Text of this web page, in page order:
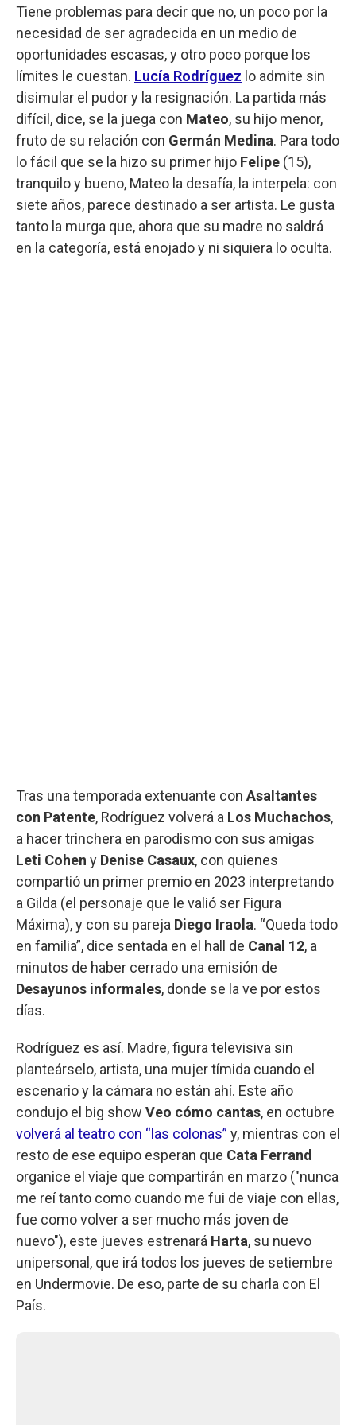
Tiene problemas para decir que no, un poco por la
necesidad de ser agradecida en un medio de
oportunidades escasas, y otro poco porque los
límites le cuestan. Lucía Rodríguez lo admite sin
disimular el pudor y la resignación. La partida más
difícil, dice, se la juega con Mateo, su hijo menor,
fruto de su relación con Germán Medina. Para todo
lo fácil que se la hizo su primer hijo Felipe (15),
tranquilo y bueno, Mateo la desafía, la interpela: con
siete años, parece destinado a ser artista. Le gusta
tanto la murga que, ahora que su madre no saldrá
en la categoría, está enojado y ni siquiera lo oculta.
Tras una temporada extenuante con Asaltantes
con Patente, Rodríguez volverá a Los Muchachos,
a hacer trinchera en parodismo con sus amigas
Leti Cohen y Denise Casaux, con quienes
compartió un primer premio en 2023 interpretando
a Gilda (el personaje que le valió ser Figura
Máxima), y con su pareja Diego Iraola. “Queda todo
en familia”, dice sentada en el hall de Canal 12, a
minutos de haber cerrado una emisión de
Desayunos informales, donde se la ve por estos
días.
Rodríguez es así. Madre, figura televisiva sin
planteárselo, artista, una mujer tímida cuando el
escenario y la cámara no están ahí. Este año
condujo el big show Veo cómo cantas, en octubre
volverá al teatro con “las colonas” y, mientras con el
resto de ese equipo esperan que Cata Ferrand
organice el viaje que compartirán en marzo ("nunca
me reí tanto como cuando me fui de viaje con ellas,
fue como volver a ser mucho más joven de
nuevo"), este jueves estrenará Harta, su nuevo
unipersonal, que irá todos los jueves de setiembre
en Undermovie. De eso, parte de su charla con El
País.